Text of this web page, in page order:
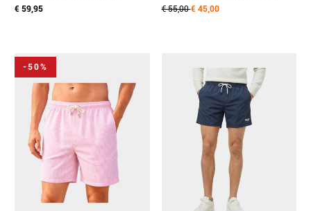
10257136 01 50554613/350
€ 59,95
swim 5018274/964
€ 55,00€ 45,00
-50%